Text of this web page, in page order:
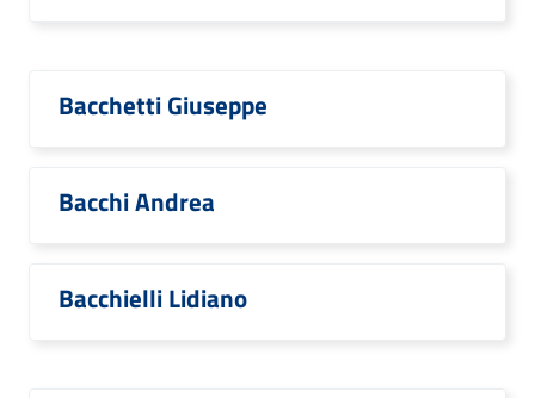
Bacchetti Giuseppe
Bacchi Andrea
Bacchielli Lidiano